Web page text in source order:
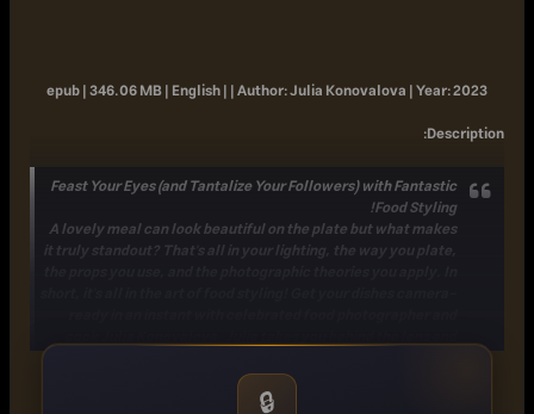
epub | 346.06 MB | English | |Author:Julia Konovalova |Year:2023
Description
:
Feast Your Eyes (and Tantalize Your Followers) with Fantastic
Food Styling!
A lovely meal can look beautiful on the plate but what makes
it truly standout? That's all in your lighting, the way you plate,
sections on:[*] Backdrops and props[*] Color theory[*] Image
composition[*] Introducing action into food photos[*] Juggling
🔒